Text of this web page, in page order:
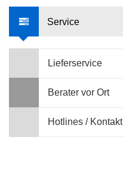
Service
Lieferservice
Berater vor Ort
Hotlines / Kontakt